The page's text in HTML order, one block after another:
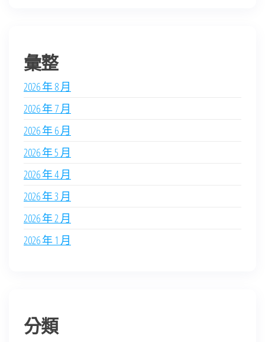
彙整
2026 年 8 月
2026 年 7 月
2026 年 6 月
2026 年 5 月
2026 年 4 月
2026 年 3 月
2026 年 2 月
2026 年 1 月
分類